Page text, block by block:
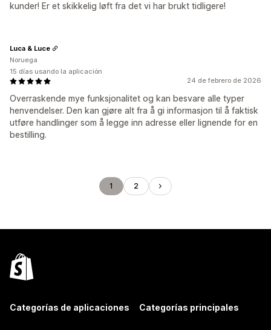
kunder! Er et skikkelig løft fra det vi har brukt tidligere!
24 de febrero de 2026
Overraskende mye funksjonalitet og kan besvare alle typer
henvendelser. Den kan gjøre alt fra å gi informasjon til å faktisk
utføre handlinger som å legge inn adresse eller lignende for en
bestilling.
Luca & Luce
Noruega
15 días usando la aplicación
1 2
Categorías de aplicaciones Categorías principales